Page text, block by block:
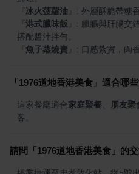
冰火菠蘿油
港式臘味飯
: 臘腸與肝腸交
魚子蒸燒賣 : 口感紮實，肉
「1976道地香港美食」適合哪
這家餐廳適合家庭聚餐 朋友聚
客。
請問「1976道地香港美食」的